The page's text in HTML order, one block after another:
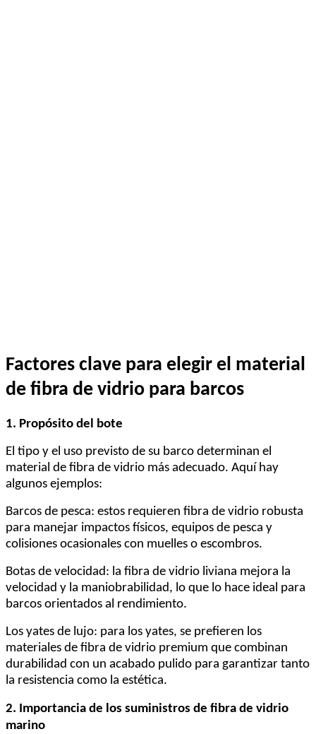
Factores clave para elegir el material
de fibra de vidrio para barcos
1. Propósito del bote
El tipo y el uso previsto de su barco determinan el
material de fibra de vidrio más adecuado. Aquí hay
algunos ejemplos:
Barcos de pesca: estos requieren fibra de vidrio robusta
para manejar impactos físicos, equipos de pesca y
colisiones ocasionales con muelles o escombros.
Botas de velocidad: la fibra de vidrio liviana mejora la
velocidad y la maniobrabilidad, lo que lo hace ideal para
barcos orientados al rendimiento.
Los yates de lujo: para los yates, se prefieren los
materiales de fibra de vidrio premium que combinan
durabilidad con un acabado pulido para garantizar tanto
la resistencia como la estética.
2. Importancia de los suministros de fibra de vidrio
marino